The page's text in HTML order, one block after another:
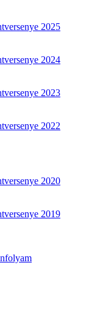
2025
2024
2023
2022
2020
2019